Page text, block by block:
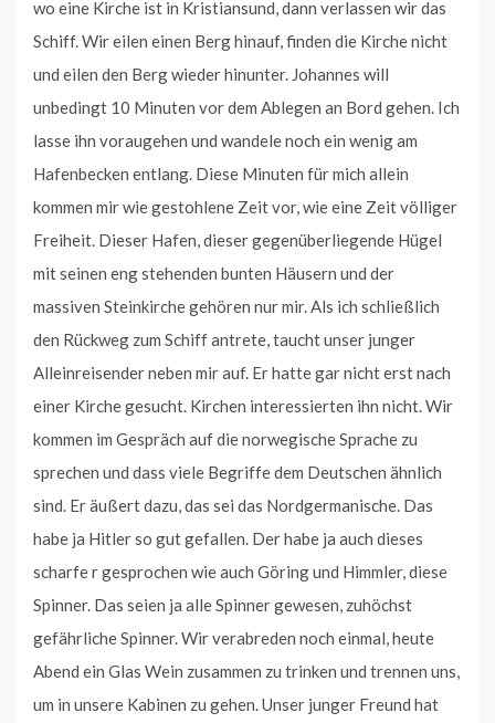
wo eine Kirche ist in Kristiansund, dann verlassen wir das
Schiff. Wir eilen einen Berg hinauf, finden die Kirche nicht
und eilen den Berg wieder hinunter. Johannes will
unbedingt 10 Minuten vor dem Ablegen an Bord gehen. Ich
lasse ihn voraugehen und wandele noch ein wenig am
Hafenbecken entlang. Diese Minuten für mich allein
kommen mir wie gestohlene Zeit vor, wie eine Zeit völliger
Freiheit. Dieser Hafen, dieser gegenüberliegende Hügel
mit seinen eng stehenden bunten Häusern und der
massiven Steinkirche gehören nur mir. Als ich schließlich
den Rückweg zum Schiff antrete, taucht unser junger
Alleinreisender neben mir auf. Er hatte gar nicht erst nach
einer Kirche gesucht. Kirchen interessierten ihn nicht. Wir
kommen im Gespräch auf die norwegische Sprache zu
sprechen und dass viele Begriffe dem Deutschen ähnlich
sind. Er äußert dazu, das sei das Nordgermanische. Das
habe ja Hitler so gut gefallen. Der habe ja auch dieses
scharfe r gesprochen wie auch Göring und Himmler, diese
Spinner. Das seien ja alle Spinner gewesen, zuhöchst
gefährliche Spinner. Wir verabreden noch einmal, heute
Abend ein Glas Wein zusammen zu trinken und trennen uns,
um in unsere Kabinen zu gehen. Unser junger Freund hat